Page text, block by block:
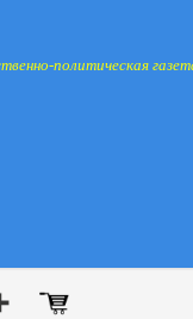
политическая